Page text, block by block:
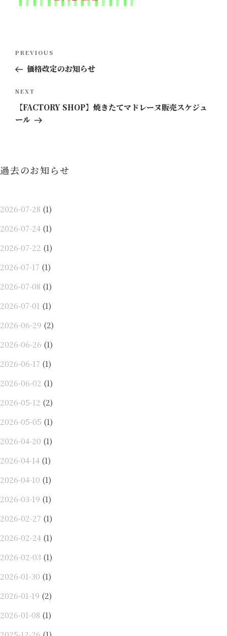
ナ
ビ
ゲ
ー
Previous
Post
PREVIOUS
価格改定のお知らせ
Next
Post
NEXT
【FACTORY SHOP】焼きたてマドレーヌ販売スケジュ
ール
過去のお知らせ
2026-07-28 (1)
2026-07-24 (1)
2026-07-22 (1)
2026-07-17 (1)
2026-07-08 (1)
2026-07-01 (1)
2026-06-29 (2)
2026-06-26 (1)
2026-06-17 (1)
2026-06-02 (1)
2026-05-12 (2)
2026-05-05 (1)
2026-04-20 (1)
2026-04-14 (1)
2026-04-10 (1)
2026-03-19 (1)
2026-02-27 (1)
2026-02-24 (1)
2026-02-03 (1)
2026-01-30 (1)
2026-01-19 (2)
2026-01-08 (1)